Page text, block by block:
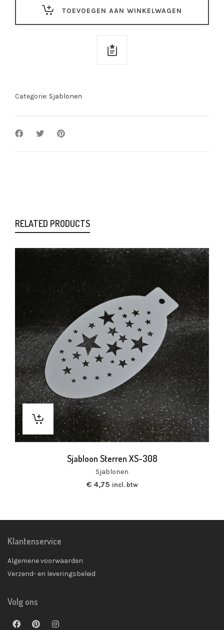
quantity
TOEVOEGEN AAN WINKELWAGEN
Categorie: Sjablonen
RELATED PRODUCTS
Sjabloon Sterren XS-308
Sjablonen
€4,75 incl. btw
Klantenservice
Algemene voorwaarden
Verzend- en leveringsbeleid
Volg ons